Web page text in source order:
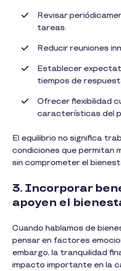
Revisar
tareas.
Reducir reuniones
Establecer
tiempos de
Ofrecer flexibilidad
características del
El equilibrio no significa
condiciones que permitan
sin comprometer el
3. Incorporar
apoyen el
Cuando hablamos de
pensar en factores
embargo, la tranquilidad
impacto importante en la